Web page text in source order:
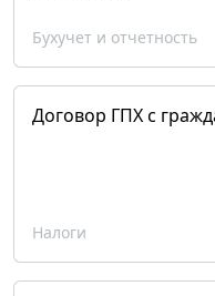
Бухучет и отчетность
Договор ГПХ с
Налоги